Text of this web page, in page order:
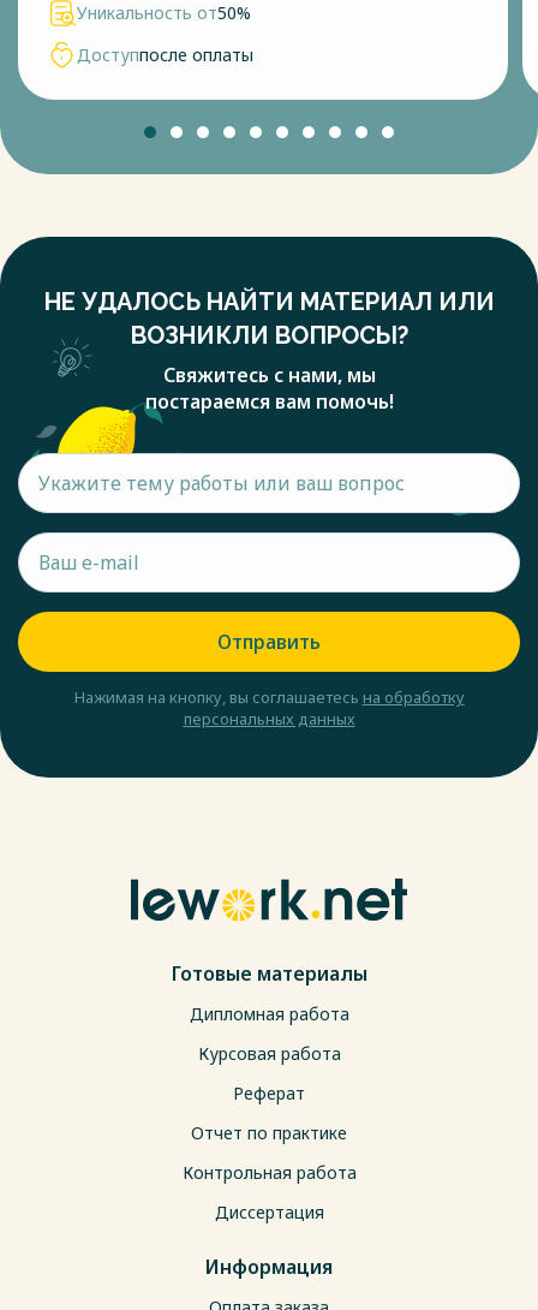
Уникальность от50%
Доступпосле оплаты
НЕ УДАЛОСЬ НАЙТИ МАТЕРИАЛ ИЛИ
ВОЗНИКЛИ ВОПРОСЫ?
Свяжитесь с нами, мы
постараемся вам помочь!
Отправить
Нажимая на кнопку, вы соглашаетесь на обработку
персональных данных
Готовые материалы
Дипломная работа
Курсовая работа
Реферат
Отчет по практике
Контрольная работа
Диссертация
Информация